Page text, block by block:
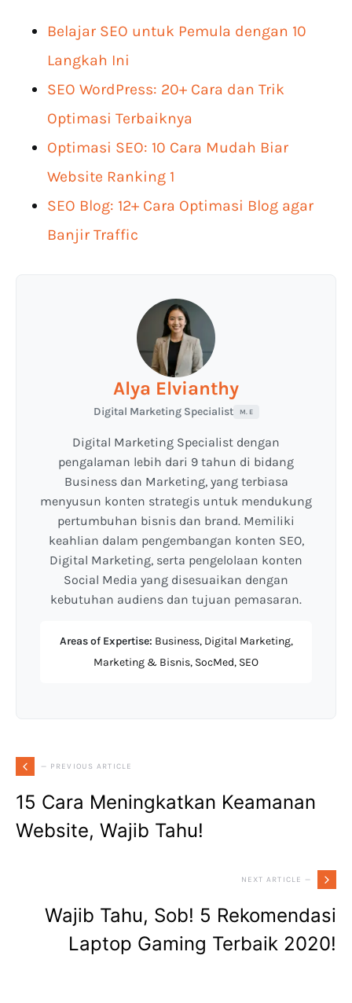
Belajar SEO untuk Pemula dengan 10
Langkah Ini
SEO WordPress: 20+ Cara dan Trik
Optimasi Terbaiknya
Optimasi SEO: 10 Cara Mudah Biar
Website Ranking 1
SEO Blog: 12+ Cara Optimasi Blog agar
Banjir Traffic
Alya Elvianthy
Digital Marketing Specialist M. E
Digital Marketing Specialist dengan
pengalaman lebih dari 9 tahun di bidang
Business dan Marketing, yang terbiasa
menyusun konten strategis untuk mendukung
pertumbuhan bisnis dan brand. Memiliki
keahlian dalam pengembangan konten SEO,
Digital Marketing, serta pengelolaan konten
Social Media yang disesuaikan dengan
kebutuhan audiens dan tujuan pemasaran.
Areas of Expertise: Business, Digital Marketing,
Marketing & Bisnis, SocMed, SEO
— PREVIOUS ARTICLE
15 Cara Meningkatkan Keamanan
Website, Wajib Tahu!
NEXT ARTICLE —
Wajib Tahu, Sob! 5 Rekomendasi
Laptop Gaming Terbaik 2020!